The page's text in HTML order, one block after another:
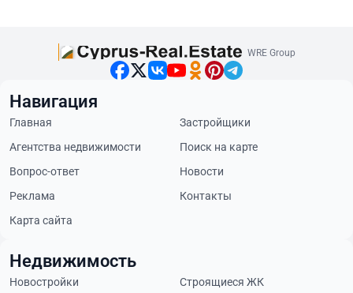
WRE Group
Навигация
Главная
Застройщики
Агентства недвижимости
Поиск на карте
Вопрос-ответ
Новости
Реклама
Контакты
Карта сайта
Недвижимость
Новостройки Строящиеся ЖК